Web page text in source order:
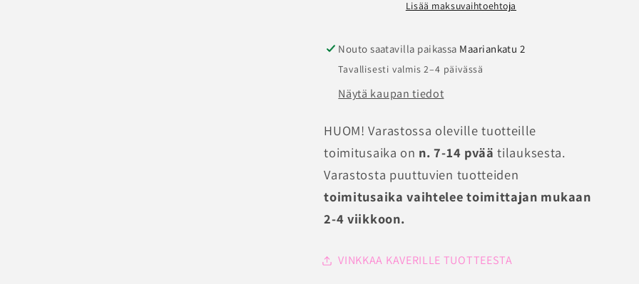
Lisää maksuvaihtoehtoja
Nouto saatavilla paikassa Maariankatu 2
Tavallisesti valmis 2–4 päivässä
Näytä kaupan tiedot
HUOM! Varastossa oleville tuotteille
toimitusaika on n. 7-14 pvää tilauksesta.
Varastosta puuttuvien tuotteiden
toimitusaika vaihtelee toimittajan mukaan
2-4 viikkoon.
VINKKAA KAVERILLE TUOTTEESTA